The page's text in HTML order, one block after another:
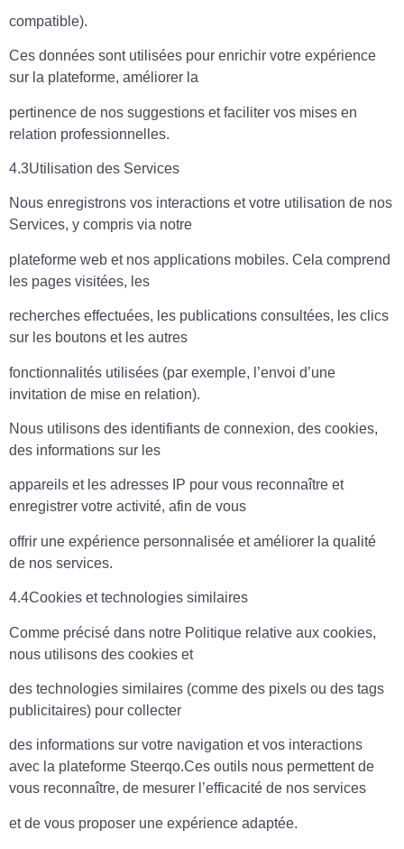
compatible).
Ces données sont utilisées pour enrichir votre expérience
sur la plateforme, améliorer la
pertinence de nos suggestions et faciliter vos mises en
relation professionnelles.
4.3Utilisation des Services
Nous enregistrons vos interactions et votre utilisation de nos
Services, y compris via notre
plateforme web et nos applications mobiles. Cela comprend
les pages visitées, les
recherches effectuées, les publications consultées, les clics
sur les boutons et les autres
fonctionnalités utilisées (par exemple, l’envoi d’une
invitation de mise en relation).
Nous utilisons des identifiants de connexion, des cookies,
des informations sur les
appareils et les adresses IP pour vous reconnaître et
enregistrer votre activité, afin de vous
offrir une expérience personnalisée et améliorer la qualité
de nos services.
4.4Cookies et technologies similaires
Comme précisé dans notre Politique relative aux cookies,
nous utilisons des cookies et
des technologies similaires (comme des pixels ou des tags
publicitaires) pour collecter
des informations sur votre navigation et vos interactions
avec la plateforme Steerqo.Ces outils nous permettent de
vous reconnaître, de mesurer l’efficacité de nos services
et de vous proposer une expérience adaptée.